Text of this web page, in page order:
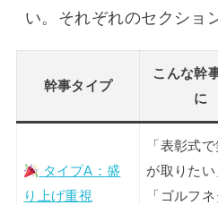
い。それぞれのセクショ
幹事タイプ
こんな幹
に
タイプA：盛
り上げ重視
「表彰式
が取りたい
「ゴルフ